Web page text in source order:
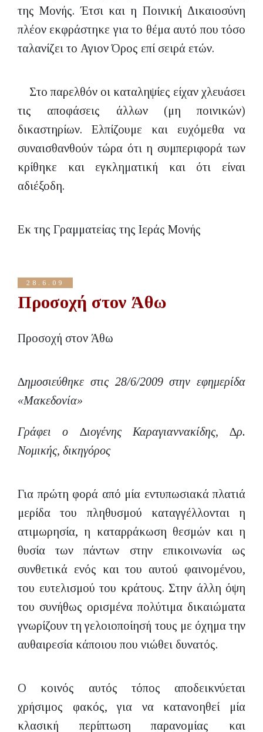
της Μονής. Έτσι και η Ποινική Δικαιοσύνη
πλέον εκφράστηκε για το θέμα αυτό που τόσο
ταλανίζει το Αγιον Όρος επί σειρά ετών.
Στο παρελθόν οι καταληψίες είχαν χλευάσει
τις αποφάσεις άλλων (μη ποινικών)
δικαστηρίων. Ελπίζουμε και ευχόμεθα να
συναισθανθούν τώρα ότι η συμπεριφορά των
κρίθηκε και εγκληματική και ότι είναι
αδιέξοδη.
Εκ της Γραμματείας της Ιεράς Μονής
28.6.09
Προσοχή στον Άθω
Προσοχή στον Άθω
∆ημοσιεύθηκε στις 28/6/2009 στην εφημερίδα
«Μακεδονία»
Γράφει ο ∆ιογένης Καραγιαννακίδης, ∆ρ.
Νομικής, δικηγόρος
Για πρώτη φορά από μία εντυπωσιακά πλατιά
μερίδα του πληθυσμού καταγγέλλονται η
ατιμωρησία, η καταρράκωση θεσμών και η
θυσία των πάντων στην επικοινωνία ως
συνθετικά ενός και του αυτού φαινομένου,
του ευτελισμού του κράτους. Στην άλλη όψη
του συνήθως ορισμένα πολύτιμα δικαιώματα
γνωρίζουν τη γελοιοποίησή τους με όχημα την
αυθαιρεσία κάποιου που νιώθει δυνατός.
Ο κοινός αυτός τόπος αποδεικνύεται
χρήσιμος φακός, για να κατανοηθεί μία
κλασική περίπτωση παρανομίας και